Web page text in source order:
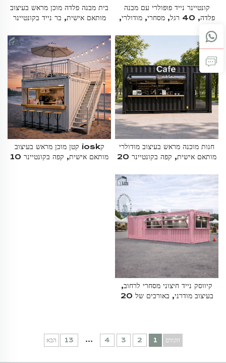
קונטיינר נייד פופולרי עם מבנה
פלדה, 40 רגל, מסחרי, מודולרי,
ניתן להתאמה אישית
בית מבנה פלדה מוכן מראש בעיצוב
מותאם אישית, בר נייד בקונטיינר
חנות מוכנה מראש בעיצוב מודולרי
מותאם אישית, קפה בקונטיינר 20
קiosk קטן מוכן מראש בעיצוב
מותאם אישית, קפה בקונטיינר 10
קיווסק נייד חיצוני מסחרי לרחוב,
בעיצוב מודרני, באורכים של 20
הקודם 1
2
3
4
...
13 הבא